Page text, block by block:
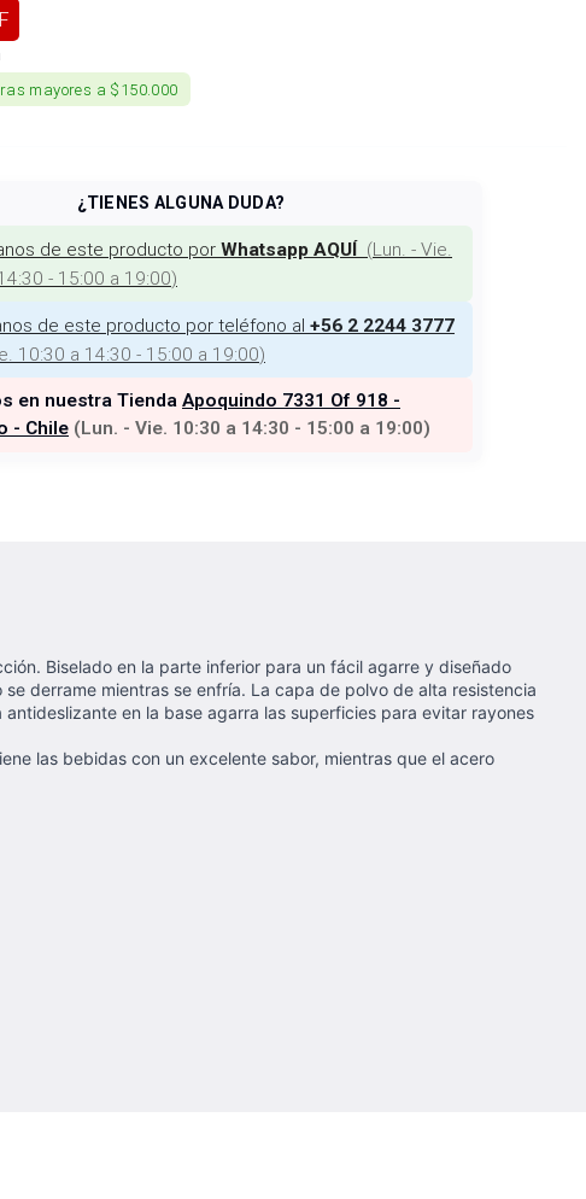
mayores a $150.000
¿TIENES ALGUNA DUDA?
de este producto por Whatsapp AQUÍ (Lun. - Vie.
- 15:00 a 19:00)
de este producto por teléfono al +56 2 2244 3777
10:30 a 14:30 - 15:00 a 19:00)
en nuestra Tienda Apoquindo 7331 Of 918 -
- Chile (Lun. - Vie. 10:30 a 14:30 - 15:00 a 19:00)
Biselado en la parte inferior para un fácil agarre y diseñado
derrame mientras se enfría. La capa de polvo de alta resistencia
en la base agarra las superficies para evitar rayones
las bebidas con un excelente sabor, mientras que el acero